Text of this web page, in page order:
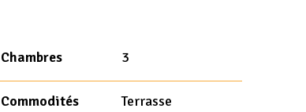
Chambres 3
Commodités Terrasse